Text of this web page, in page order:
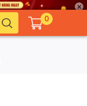
0